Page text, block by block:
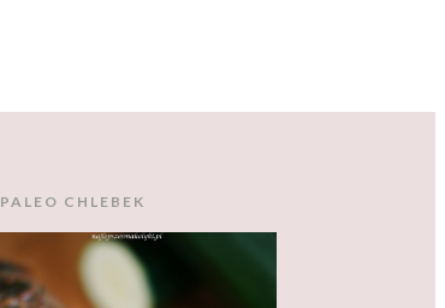
PALEO CHLEBEK